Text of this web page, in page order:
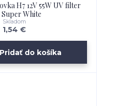
H7 12V 55W UV filter
Super White
1,54 €
Skladom
Pridať do košíka